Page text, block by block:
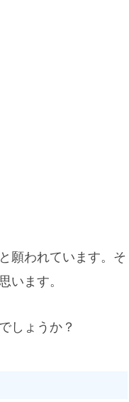
願われています。そ
います。
しょうか？